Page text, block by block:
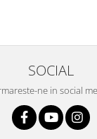
SOCIAL
ne in social